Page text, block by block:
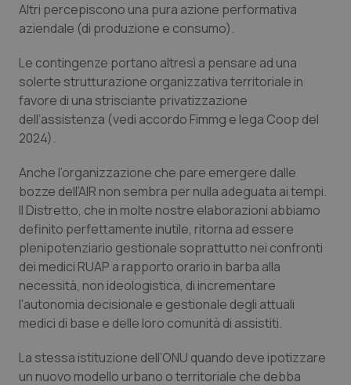
Vaccini
Altri percepiscono una pura azione performativa
aziendale (di produzione e consumo).
Le contingenze portano altresì a pensare ad una
solerte strutturazione organizzativa territoriale in
favore di una strisciante privatizzazione
dell’assistenza (vedi accordo Fimmg e lega Coop del
2024).
Anche l’organizzazione che pare emergere dalle
bozze dell’AIR non sembra per nulla adeguata ai tempi.
Il Distretto, che in molte nostre elaborazioni abbiamo
definito perfettamente inutile, ritorna ad essere
plenipotenziario gestionale soprattutto nei confronti
dei medici RUAP a rapporto orario in barba alla
necessità, non ideologistica, di incrementare
l’autonomia decisionale e gestionale degli attuali
medici di base e delle loro comunità di assistiti.
La stessa istituzione dell’ONU quando deve ipotizzare
un nuovo modello urbano o territoriale che debba